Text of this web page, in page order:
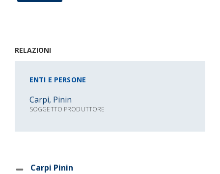
RELAZIONI
ENTI E PERSONE
Carpi, Pinin
SOGGETTO PRODUTTORE
Carpi Pinin